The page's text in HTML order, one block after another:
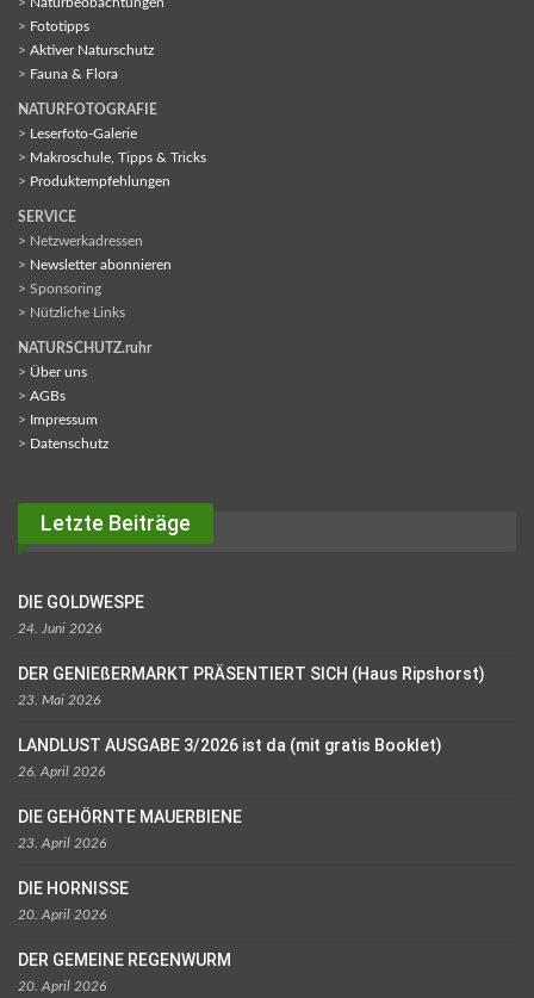
> Fototipps
> Aktiver Naturschutz
> Fauna & Flora
NATURFOTOGRAFIE
> Leserfoto-Galerie
> Makroschule, Tipps & Tricks
> Produktempfehlungen
SERVICE
> Netzwerkadressen
> Newsletter abonnieren
> Sponsoring
> Nützliche Links
NATURSCHUTZ.ruhr
> Über uns
> AGBs
> Impressum
> Datenschutz
Letzte Beiträge
DIE GOLDWESPE
24. Juni 2026
DER GENIEßERMARKT PRÄSENTIERT SICH (Haus Ripshorst)
23. Mai 2026
LANDLUST AUSGABE 3/2026 ist da (mit gratis Booklet)
26. April 2026
DIE GEHÖRNTE MAUERBIENE
23. April 2026
DIE HORNISSE
20. April 2026
DER GEMEINE REGENWURM
20. April 2026